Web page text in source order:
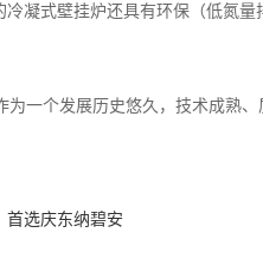
凝式壁挂炉还具有环保（低氮
一个发展历史悠久，技术成熟
首选庆东纳碧安